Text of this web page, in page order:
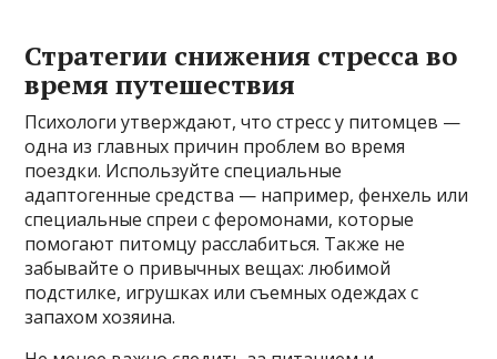
Стратегии снижения стресса во
время путешествия
Психологи утверждают, что стресс у питомцев —
одна из главных причин проблем во время
поездки. Используйте специальные
адаптогенные средства — например, фенхель или
специальные спреи с феромонами, которые
помогают питомцу расслабиться. Также не
забывайте о привычных вещах: любимой
подстилке, игрушках или съемных одеждах с
запахом хозяина.